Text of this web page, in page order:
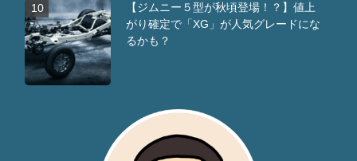
10
【ジムニー５型が秋頃登場！？】値上
がり確定で「XG」が人気グレードにな
るかも？